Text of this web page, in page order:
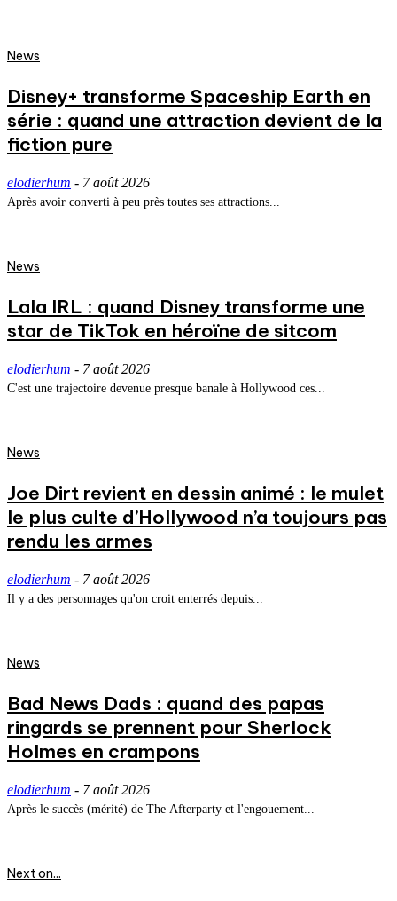
News
Disney+ transforme Spaceship Earth en
série : quand une attraction devient de la
fiction pure
elodierhum - 7 août 2026
Après avoir converti à peu près toutes ses attractions...
News
Lala IRL : quand Disney transforme une
star de TikTok en héroïne de sitcom
elodierhum - 7 août 2026
C'est une trajectoire devenue presque banale à Hollywood ces...
News
Joe Dirt revient en dessin animé : le mulet
le plus culte d’Hollywood n’a toujours pas
rendu les armes
elodierhum - 7 août 2026
Il y a des personnages qu'on croit enterrés depuis...
News
Bad News Dads : quand des papas
ringards se prennent pour Sherlock
Holmes en crampons
elodierhum - 7 août 2026
Après le succès (mérité) de The Afterparty et l'engouement...
Next on...